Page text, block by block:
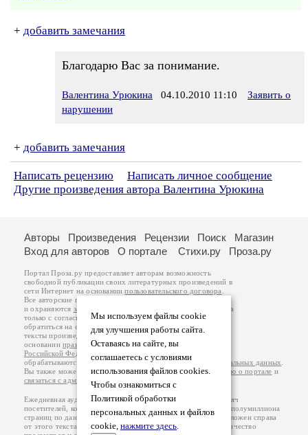
+ добавить замечания
Благодарю Вас за понимание.
Валентина Урюкина 04.10.2010 11:10
Заявить о
нарушении
+ добавить замечания
Написать рецензию
Написать личное сообщение
Другие произведения автора Валентина Урюкина
Мы используем файлы cookie
для улучшения работы сайта.
Оставаясь на сайте, вы
соглашаетесь с условиями
использования файлов cookies.
Чтобы ознакомиться с
Политикой обработки
персональных данных и файлов
cookie, нажмите здесь.
Авторы Произведения Рецензии Поиск
Магазин
Вход для авторов
О портале Стихи.ру Проза.ру
Портал Проза.ру предоставляет авторам возможность
свободной публикации своих литературных произведений в
сети Интернет на основаниипользовательского договора
Все авторские права на произведения принадлежат авторам
и охраняются законом
. Перепечатка произведений возможна
только с согласия его автора, к которому вы можете
обратиться на его авторской странице. Ответственность за
тексты произведений авторы несут самостоятельно на
основанииправил публикацииизаконодательства
Российской Федерации
обрабатываются на основанииПолитики обработки персональных данных
Вы также можете посмотреть более подробнуюинформацию о портале и
связаться с администрацией
Ежедневная аудитория портала Проза.ру – порядка 100 тысяч
посетителей, которые в общей сумме просматривают более полумиллиона
страниц по данным счетчика посещаемости, который расположен справа
от этого текста. В каждой графе указано по две цифры: количество